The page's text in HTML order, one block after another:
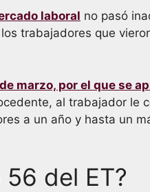
laboral no pasó
trabajadores que
marzo, por el que se
al trabajador le
a un año y hasta un
del ET?